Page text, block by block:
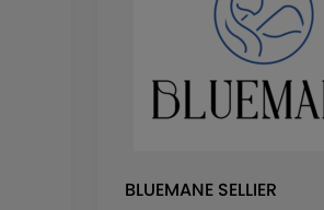
BLUEMANE SELLIER